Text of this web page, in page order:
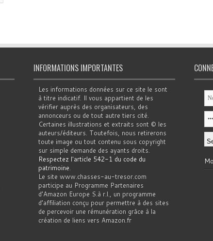
INFORMATIONS IMPORTANTES
Les informations données sur ce site le sont
à titre indicatif. Il vous appartient de les
vérifier auprès des organisateurs, des
annonceurs ou de tout autre tiers cité.
Certaines illustrations et extraits sont © les
auteurs/éditeurs. Toutefois, nous retirerons
toute image ou tout contenu sous copyright
sur simple demande des ayants droits.
Respectez l'article 542-1 du code du
patrimoine.
Le site www.chasses-au-tresor.com
participe au Programme Partenaires
d’Amazon Europe S.à r.l., un programme
d’affiliation conçu pour permettre à des sites
de percevoir une rémunération grâce à la
création de liens vers Amazon.fr